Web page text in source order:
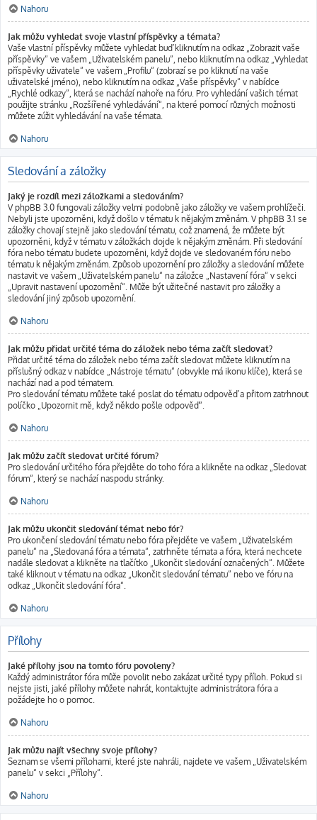
Nahoru
Jak můžu vyhledat svoje vlastní příspěvky a témata?
Vaše vlastní příspěvky můžete vyhledat buď kliknutím na odkaz „Zobrazit vaše
příspěvky“ ve vašem „Uživatelském panelu“, nebo kliknutím na odkaz „Vyhledat
příspěvky uživatele“ ve vašem „Profilu“ (zobrazí se po kliknutí na vaše
uživatelské jméno), nebo kliknutím na odkaz „Vaše příspěvky“ v nabídce
„Rychlé odkazy“, která se nachází nahoře na fóru. Pro vyhledání vašich témat
použijte stránku „Rozšířené vyhledávání“, na které pomocí různých možnosti
můžete zúžit vyhledávání na vaše témata.
Nahoru
Sledování a záložky
Jaký je rozdíl mezi záložkami a sledováním?
V phpBB 3.0 fungovali záložky velmi podobně jako záložky ve vašem prohlížeči.
Nebyli jste upozorněni, když došlo v tématu k nějakým změnám. V phpBB 3.1 se
záložky chovají stejně jako sledování tématu, což znamená, že můžete být
upozorněni, když v tématu v záložkách dojde k nějakým změnám. Při sledování
fóra nebo tématu budete upozorněni, když dojde ve sledovaném fóru nebo
tématu k nějakým změnám. Způsob upozornění pro záložky a sledování můžete
nastavit ve vašem „Uživatelském panelu“ na záložce „Nastavení fóra“ v sekci
„Upravit nastavení upozornění“. Může být užitečné nastavit pro záložky a
sledování jiný způsob upozornění.
Nahoru
Jak můžu přidat určité téma do záložek nebo téma začít sledovat?
Přidat určité téma do záložek nebo téma začít sledovat můžete kliknutím na
příslušný odkaz v nabídce „Nástroje tématu“ (obvykle má ikonu klíče), která se
nachází nad a pod tématem.
Pro sledování tématu můžete také poslat do tématu odpověď a přitom zatrhnout
políčko „Upozornit mě, když někdo pošle odpověď“.
Nahoru
Jak můžu začít sledovat určité fórum?
Pro sledování určitého fóra přejděte do toho fóra a klikněte na odkaz „Sledovat
fórum“, který se nachází naspodu stránky.
Nahoru
Jak můžu ukončit sledování témat nebo fór?
Pro ukončení sledování tématu nebo fóra přejděte ve vašem „Uživatelském
panelu“ na „Sledovaná fóra a témata“, zatrhněte témata a fóra, která nechcete
nadále sledovat a klikněte na tlačítko „Ukončit sledování označených“. Můžete
také kliknout v tématu na odkaz „Ukončit sledování tématu“ nebo ve fóru na
odkaz „Ukončit sledování fóra“.
Nahoru
Přílohy
Jaké přílohy jsou na tomto fóru povoleny?
Každý administrátor fóra může povolit nebo zakázat určité typy příloh. Pokud si
nejste jisti, jaké přílohy můžete nahrát, kontaktujte administrátora fóra a
požádejte ho o pomoc.
Nahoru
Jak můžu najít všechny svoje přílohy?
Seznam se všemi přílohami, které jste nahráli, najdete ve vašem „Uživatelském
panelu“ v sekci „Přílohy“.
Nahoru